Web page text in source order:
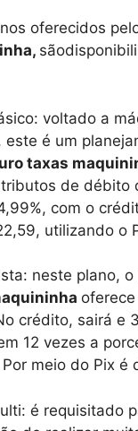
oferecidos
voltado a
este é um
taxas
de débito
com o
utilizando o
neste plano, o
crédito, sairá e
12 vezes a
Por meio do Pix é
é requisitado